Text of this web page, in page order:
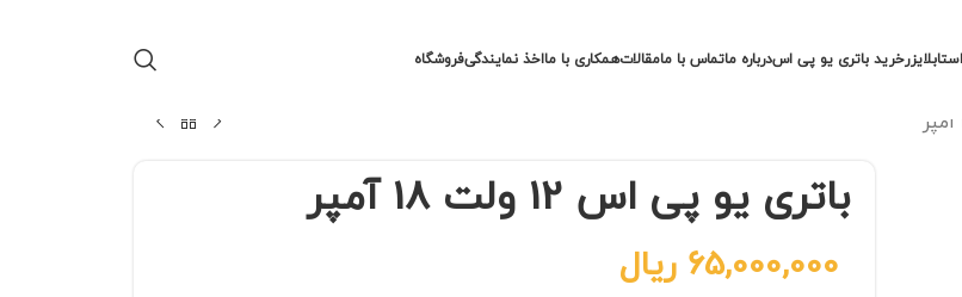
خرید باتری یو پی اسدرباره ماتماس با مامقالاتهمکاری با مااخذ نمایندگیفروشگاه
باتری یو پی اس 12 ولت 18 آمپر
65,000,000 ریال